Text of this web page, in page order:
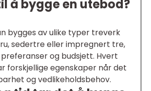
å bygge en utebod?
bygges av ulike typer treverk
sedertre eller impregnert tre,
og budsjett. Hvert
forskjellige egenskaper når det
og vedlikeholdsbehov.